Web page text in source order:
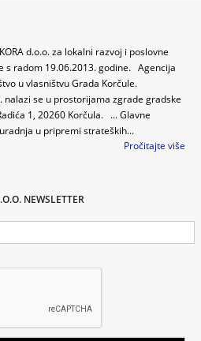
d.o.o. za lokalni razvoj i poslovne
s radom 19.06.2013. godine. Agencija
u vlasništvu Grada Korčule.
nalazi se u prostorijama zgrade gradske
1, 20260 Korčula. ... Glavne
u pripremi strateških...
Pročitajte više
NEWSLETTER